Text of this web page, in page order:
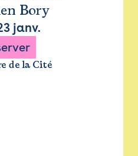
Bory
janv.
de la Cité